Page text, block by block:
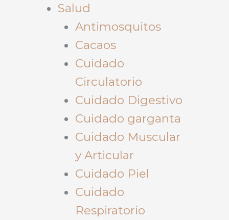
Salud
Antimosquitos
Cacaos
Cuidado
Circulatorio
Cuidado Digestivo
Cuidado garganta
Cuidado Muscular
y Articular
Cuidado Piel
Cuidado
Respiratorio